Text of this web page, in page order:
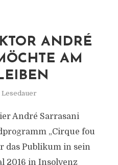
ANDRÉ
AM
Lesedauer
André Sarrasani
„Cirque fou
das Publikum in sein
2016 in Insolvenz